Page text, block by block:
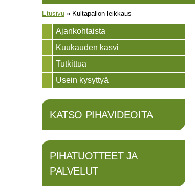
Olet täällä
Etusivu » Kultapallon leikkaus
Ajankohtaista
Kuukauden kasvi
Tutkittua
Usein kysyttyä
KATSO PIHAVIDEOITA
PIHATUOTTEET JA
PALVELUT